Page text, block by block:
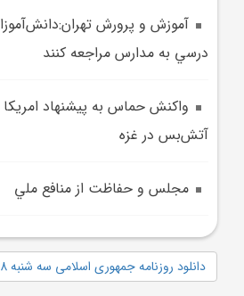
آموزش و پرورش
درسي به مدارس مراجعه کنند
واکنش حماس به پيشنهاد امريکا
آتش‌بس در غزه
مجلس و حفاظت از منافع ملي
دانلود روزنامه جمهوری اسلامی سه شنبه 1404/06/18 شماره 13177